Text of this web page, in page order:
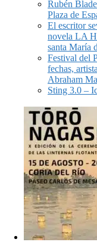
Rubén
Plaza de
El escritor
novela LA
santa María
Festival del
fechas,
Abraham
Sting 3.0 –